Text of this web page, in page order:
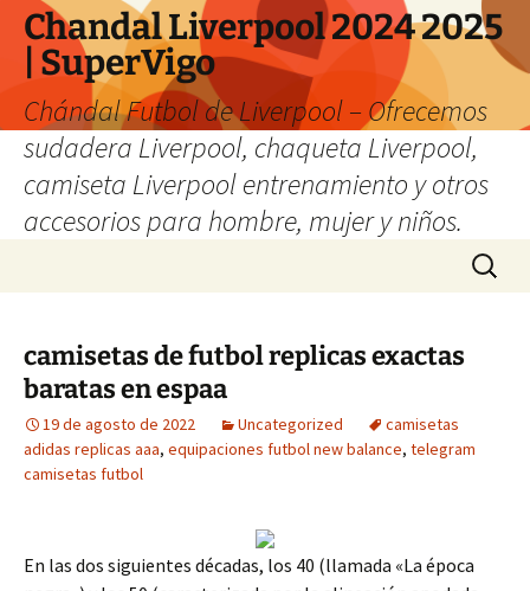
Chandal Liverpool 2024 2025
| SuperVigo
Chándal Futbol de Liverpool – Ofrecemos
sudadera Liverpool, chaqueta Liverpool,
camiseta Liverpool entrenamiento y otros
accesorios para hombre, mujer y niños.
Buscar:
camisetas de futbol replicas exactas
baratas en espaa
19 de agosto de 2022 Uncategorized
camisetas
adidas replicas aaa, equipaciones futbol new balance, telegram
camisetas futbol
En las dos siguientes décadas, los 40 (llamada «La época